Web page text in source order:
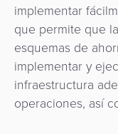
implementar
que permite que
esquemas de
implementar y
infraestructura
operaciones, así